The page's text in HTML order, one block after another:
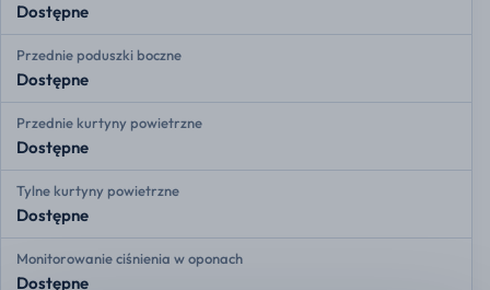
Dostępne
Przednie poduszki boczne
Dostępne
Przednie kurtyny powietrzne
Dostępne
Tylne kurtyny powietrzne
Dostępne
Monitorowanie ciśnienia w oponach
Dostępne